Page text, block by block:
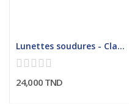
Lunettes soudures - Classe optique 1- Longues...
24,000 TND